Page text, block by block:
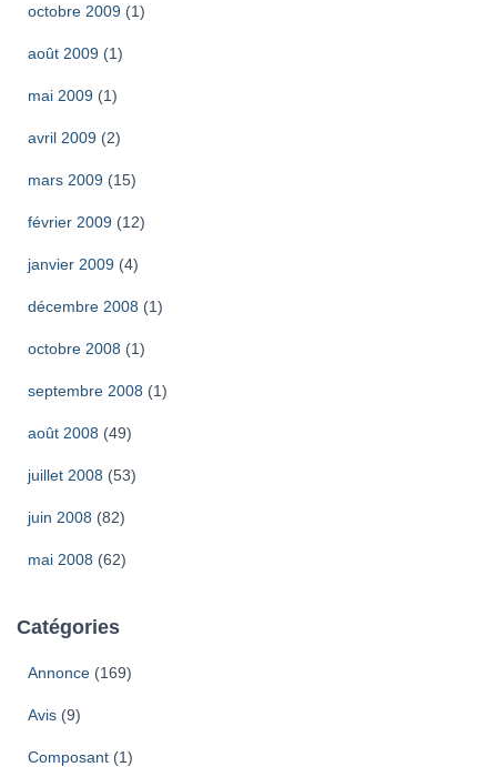
octobre 2009 (1)
août 2009 (1)
mai 2009 (1)
avril 2009 (2)
mars 2009 (15)
février 2009 (12)
janvier 2009 (4)
décembre 2008 (1)
octobre 2008 (1)
septembre 2008 (1)
août 2008 (49)
juillet 2008 (53)
juin 2008 (82)
mai 2008 (62)
Catégories
Annonce (169)
Avis (9)
Composant (1)